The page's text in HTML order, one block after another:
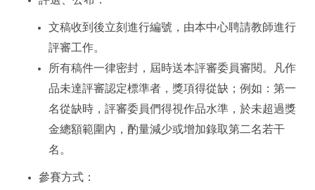
文稿收到後立刻進行編號，由本中心聘請教師進行
評審工作。
所有稿件一律密封，屆時送本評審委員審閱。凡作
品未達評審認定標準者，獎項得從缺；例如：第一
名從缺時，評審委員們得視作品水準，於未超過獎
金總額範圍內，酌量減少或增加錄取第二名若干
名。
參賽方式：